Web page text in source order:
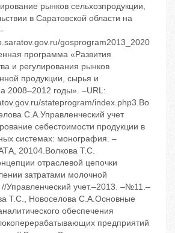
рынков сельхозпродукции,
в Саратовской области на
gosprogram2013_2020
программа «Развития
и регулирования рынков
продукции, сырья и
2008–2012 годы». –URL:
stateprogram/index.php3.Во
С.А.Управленческий учет
себестоимости продукции в
системах: монография. –
20104.Волкова Т.С.
отраслевой цепочки
затратами молочной
Управленческий учет.–2013. –№11.–
Т.С., Новоселова С.А.Основные
обеспечения
предприятий